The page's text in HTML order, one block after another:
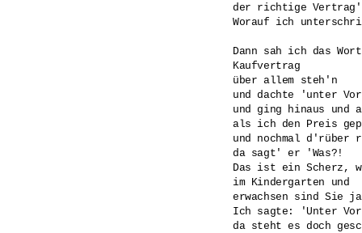
der richtige
Worauf ich
Dann sah ich das Wort
Kaufvertrag
über allem steh'n
und dachte 'unter
und ging hinaus und
als ich den Preis
und nochmal
da sagt' er 'Was?!
Das ist ein
im Kindergarten und
erwachsen sind Sie
Ich sagte: 'Unter
da steht es doch